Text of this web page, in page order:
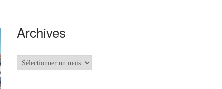
Archives
Archives